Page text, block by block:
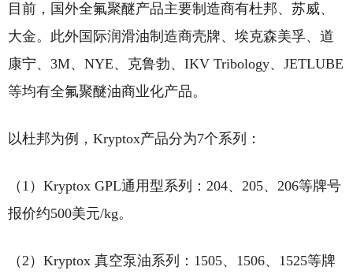
目前，国外全氟聚醚产品主要制造商有杜邦、苏威、
大金。此外国际润滑油制造商壳牌、埃克森美孚、道
康宁、3M、NYE、克鲁勃、IKV Tribology、JETLUBE
等均有全氟聚醚油商业化产品。
以杜邦为例，Kryptox产品分为7个系列：
（1）Kryptox GPL通用型系列：204、205、206等牌号
报价约500美元/kg。
（2）Kryptox 真空泵油系列：1505、1506、1525等牌